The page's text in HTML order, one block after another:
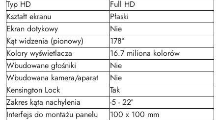
Typ HD
Full HD
Kształt ekranu
Płaski
Ekran dotykowy
Nie
Kąt widzenia (pionowy)
178°
Kolory wyświetlacza
16.7 miliona kolorów
Wbudowane głośniki
Nie
Wbudowana kamera/aparat
Nie
Kensington Lock
Tak
Zakres kąta nachylenia
-5 - 22°
Interfejs do montażu panelu
100 x 100 mm